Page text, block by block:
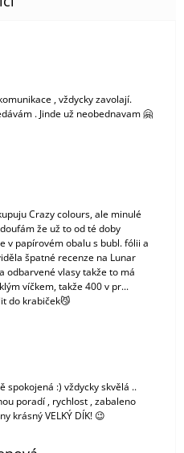
5 z 5 hvězdiček.
, vždycky zavolají.
. Jinde už neobednavam 🤗
3 z 5 hvězdiček.
Crazy colours, ale minulé
že už to od té doby
v papírovém obalu s bubl. fólii a
špatné recenze na Lunar
odbarvené vlasy takže to má
víčkem, takže 400 v pr...
do krabiček😼
5 z 5 hvězdiček.
spokojená :) vždycky skvělá ..
poradí , rychlost , zabaleno
krásný VELKÝ DÍK! 😉